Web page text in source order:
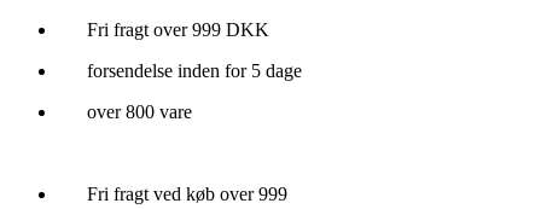
Videre
indhold
Fri fragt over 999 DKK
forsendelse inden for 5 dage
over 800 vare
Fri fragt ved køb over 999